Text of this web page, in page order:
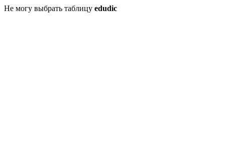
Не могу выбрать таблицу edudic